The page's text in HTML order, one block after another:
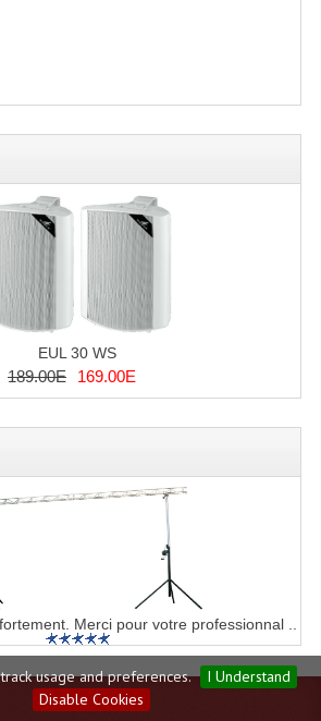
usage and preferences.
I Understand
Disable Cookies
EUL 30 WS
189.00E 169.00E
Merci pour votre professionnal ..